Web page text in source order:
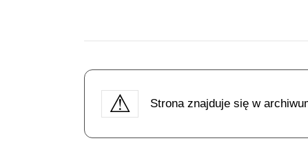
Strona znajduje się w